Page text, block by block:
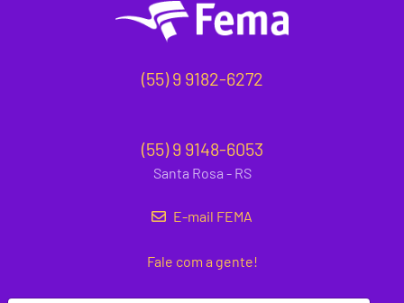
(55) 9 9182-6272
(55) 9 9148-6053
Santa Rosa - RS
E-mail FEMA
Fale com a gente!